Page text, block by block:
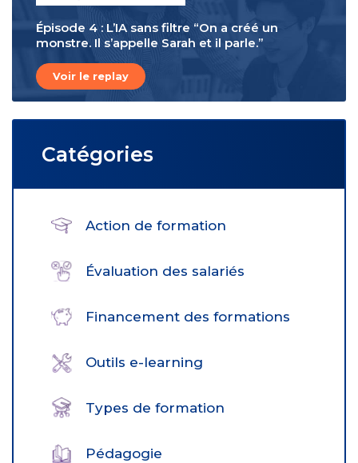
Épisode 4 : L’IA sans filtre “On a créé un
monstre. Il s’appelle Sarah et il parle.”
Voir le replay
Catégories
Action de formation
Évaluation des salariés
Financement des formations
Outils e-learning
Types de formation
Pédagogie